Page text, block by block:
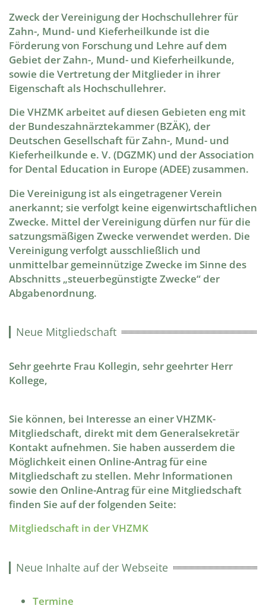
Zweck der Vereinigung der Hochschullehrer für
Zahn-, Mund- und Kieferheilkunde ist die
Förderung von Forschung und Lehre auf dem
Gebiet der Zahn-, Mund- und Kieferheilkunde,
sowie die Vertretung der Mitglieder in ihrer
Eigenschaft als Hochschullehrer.
Die VHZMK arbeitet auf diesen Gebieten eng mit
der Bundeszahnärztekammer (BZÄK), der
Deutschen Gesellschaft für Zahn-, Mund- und
Kieferheilkunde e. V. (DGZMK) und der Association
for Dental Education in Europe (ADEE) zusammen.
Die Vereinigung ist als eingetragener Verein
anerkannt; sie verfolgt keine eigenwirtschaftlichen
Zwecke. Mittel der Vereinigung dürfen nur für die
satzungsmäßigen Zwecke verwendet werden. Die
Vereinigung verfolgt ausschließlich und
unmittelbar gemeinnützige Zwecke im Sinne des
Abschnitts „steuerbegünstigte Zwecke“ der
Abgabenordnung.
Neue Mitgliedschaft
Sehr geehrte Frau Kollegin, sehr geehrter Herr
Kollege,
Sie können, bei Interesse an einer VHZMK-
Mitgliedschaft, direkt mit dem Generalsekretär
Kontakt aufnehmen. Sie haben ausserdem die
Möglichkeit einen Online-Antrag für eine
Mitgliedschaft zu stellen. Mehr Informationen
sowie den Online-Antrag für eine Mitgliedschaft
finden Sie auf der folgenden Seite:
Mitgliedschaft in der VHZMK
Neue Inhalte auf der Webseite
Termine